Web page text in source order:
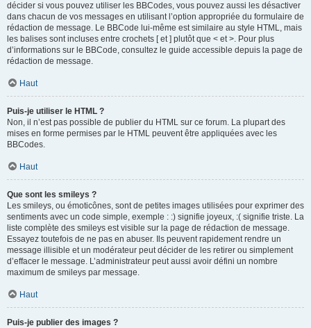
décider si vous pouvez utiliser les BBCodes, vous pouvez aussi les désactiver
dans chacun de vos messages en utilisant l’option appropriée du formulaire de
rédaction de message. Le BBCode lui-même est similaire au style HTML, mais
les balises sont incluses entre crochets [ et ] plutôt que < et >. Pour plus
d’informations sur le BBCode, consultez le guide accessible depuis la page de
rédaction de message.
Haut
Puis-je utiliser le HTML ?
Non, il n’est pas possible de publier du HTML sur ce forum. La plupart des
mises en forme permises par le HTML peuvent être appliquées avec les
BBCodes.
Haut
Que sont les smileys ?
Les smileys, ou émoticônes, sont de petites images utilisées pour exprimer des
sentiments avec un code simple, exemple : :) signifie joyeux, :( signifie triste. La
liste complète des smileys est visible sur la page de rédaction de message.
Essayez toutefois de ne pas en abuser. Ils peuvent rapidement rendre un
message illisible et un modérateur peut décider de les retirer ou simplement
d’effacer le message. L’administrateur peut aussi avoir défini un nombre
maximum de smileys par message.
Haut
Puis-je publier des images ?